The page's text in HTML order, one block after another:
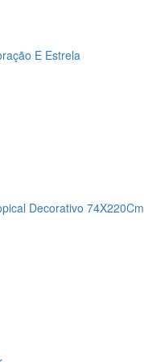
E Estrela
Decorativo 74X220Cm